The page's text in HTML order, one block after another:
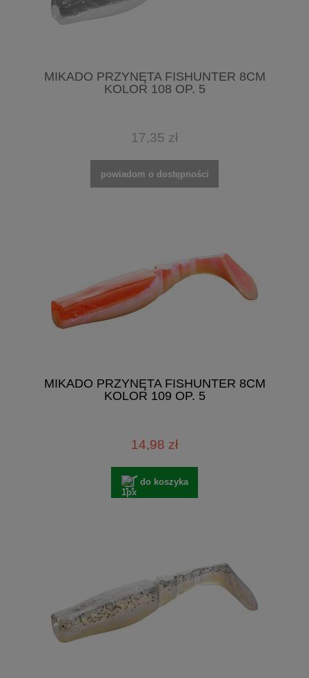
MIKADO PRZYNĘTA FISHUNTER 8CM
KOLOR 108 OP. 5
17,35 zł
powiadom o dostępności
MIKADO PRZYNĘTA FISHUNTER 8CM
KOLOR 109 OP. 5
14,98 zł
do koszyka